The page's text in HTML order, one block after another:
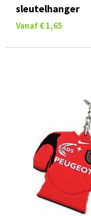
sleutelhanger
Vanaf € 1,65